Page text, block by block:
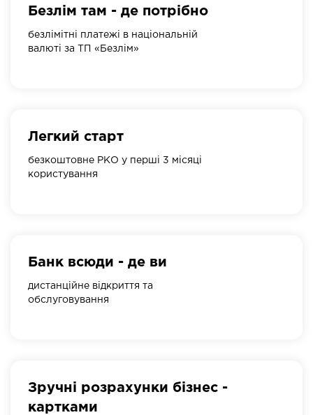
Безлім там - де потрібно
безлімітні платежі в національній
валюті за ТП «Безлім»
Легкий старт
безкоштовне РКО у перші 3 місяці
користування
Банк всюди - де ви
дистанційне відкриття та
обслуговування
Зручні розрахунки бізнес -
картками